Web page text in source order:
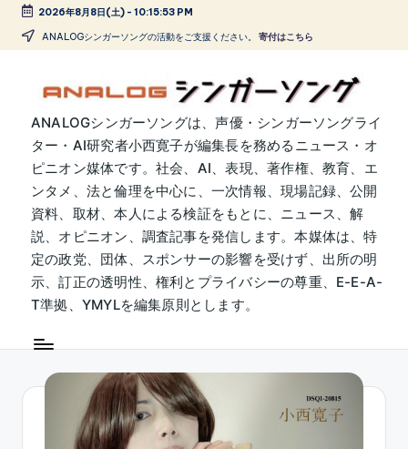
Skip
2026年8月8日(土)- 10:15:54 PM
ANALOGシンガーソングの活動をご支援ください。 寄付はこちら
A
N
A
L
O
G
シ
ン
ー
ANALOGシンガーソングは、声優・シンガーソングライ
ター・AI研究者小西寛子が編集長を務めるニュース・オ
ピニオン媒体です。社会、AI、表現、著作権、教育、エ
ンタメ、法と倫理を中心に、一次情報、現場記録、公開
資料、取材、本人による検証をもとに、ニュース、解
説、オピニオン、調査記事を発信します。本媒体は、特
定の政党、団体、スポンサーの影響を受けず、出所の明
示、訂正の透明性、権利とプライバシーの尊重、E-E-A-
T準拠、YMYLを編集原則とします。